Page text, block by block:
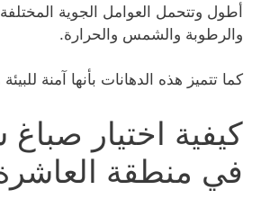
أطول وتتحمل العوامل الجوية
والرطوبة والشمس والحرارة.
كما تتميز هذه الدهانات بأنها آمنة
كيفية اختيار
في منطقة